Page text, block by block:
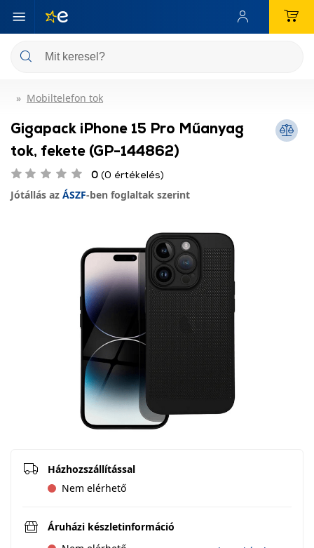
Mobiltelefon tok
Gigapack iPhone 15 Pro Műanyag
tok, fekete (GP-144862)
0 (0 értékelés)
Jótállás az ÁSZF-ben foglaltak szerint
Házhozszállítással
Nem elérhető
Áruházi készletinformáció